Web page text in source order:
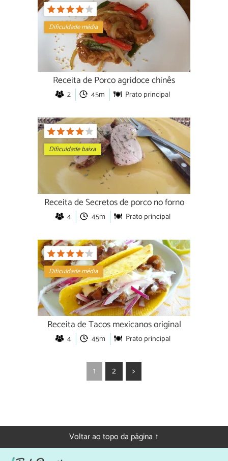
Dificuldade média
Receita de Porco agridoce chinês
2 45m Prato principal
Dificuldade baixa
Receita de Secretos de porco no forno
4 45m Prato principal
Dificuldade média
Receita de Tacos mexicanos original
4 45m Prato principal
1 2 >
Voltar ao topo da página ↑